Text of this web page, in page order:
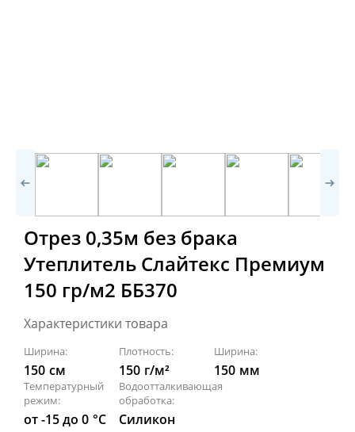
Отрез 0,35м без брака
Утеплитель Слайтекс Премиум
150 гр/м2 ББ370
Характеристики товара
Ширина:
150 см
Плотность:
150 г/м²
Ширина:
150 мм
Температурный
режим:
от -15 до 0 °С
Водоотталкивающая
обработка:
Силикон